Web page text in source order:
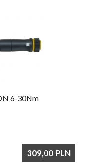
6-30Nm
309,00 PLN